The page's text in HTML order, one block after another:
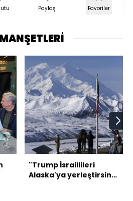
Paylaş Favoriler
"Trump İsraillileri
Alaska'ya yerleştirsin"